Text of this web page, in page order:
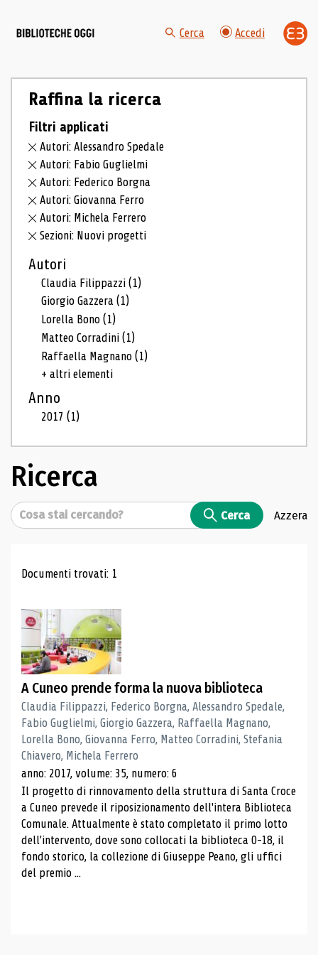
Cerca Accedi
Raffina la ricerca
Filtri applicati
Autori: Alessandro Spedale
Autori: Fabio Guglielmi
Autori: Federico Borgna
Autori: Giovanna Ferro
Autori: Michela Ferrero
Sezioni: Nuovi progetti
Autori
Claudia Filippazzi(1)
Giorgio Gazzera(1)
Lorella Bono(1)
Matteo Corradini(1)
Raffaella Magnano(1)
+ altri elementi
Anno
2017(1)
Ricerca
Cerca Cerca Azzera
Risultati di ricerca
Documenti trovati: 1
A Cuneo prende forma la nuova biblioteca
Claudia Filippazzi, Federico Borgna, Alessandro Spedale,
Fabio Guglielmi, Giorgio Gazzera, Raffaella Magnano,
Lorella Bono, Giovanna Ferro, Matteo Corradini, Stefania
Chiavero, Michela Ferrero
anno: 2017, volume: 35, numero: 6
Il progetto di rinnovamento della struttura di Santa Croce
a Cuneo prevede il riposizionamento dell'intera Biblioteca
Comunale. Attualmente è stato completato il primo lotto
dell'intervento, dove sono collocati la biblioteca 0-18, il
fondo storico, la collezione di Giuseppe Peano, gli uffici
del premio ...